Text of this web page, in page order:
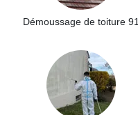
Démoussage de toiture 91